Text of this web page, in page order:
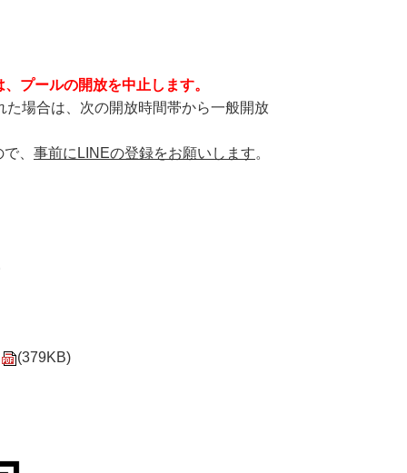
プールの開放を中止します。
た場合は、次の開放時間帯から一般開放
、 事前にLINEの登録をお願いします。
(379KB)